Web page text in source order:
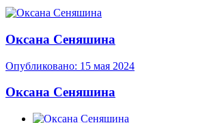
Оксана Сеняшина
Опубликовано: 15 мая 2024
Оксана Сеняшина